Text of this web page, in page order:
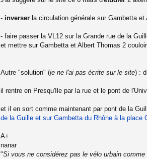
g
n
n
u
- inverser la circulation générale sur Gambetta
- faire passer la VL12 sur la Grande rue de la
et mettre sur Gambetta et Albert Thomas 2
Autre "solution" (je ne l'ai pas écrite sur le site) :
il rentre en Presqu'Ile par la rue et le pont de
et il en sort comme maintenant par pont de la
de la Guille et sur Gambetta du Rhône à la place
A+
nanar
"Si vous ne considérez pas le vélo urbain